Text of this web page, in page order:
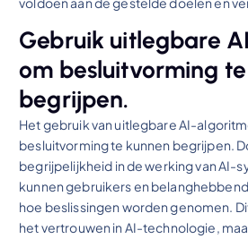
Gebruik uitlegbare
om besluitvorming
begrijpen.
Het gebruik van uitlegbare AI-
besluitvorming te kunnen begrijpen.
begrijpelijkheid in de werking van AI-
kunnen gebruikers en
hoe beslissingen worden genomen.
het vertrouwen in AI-technologie,